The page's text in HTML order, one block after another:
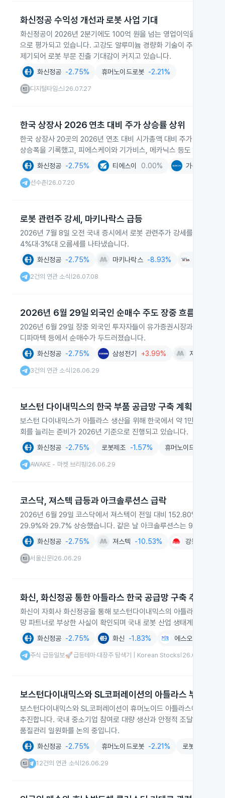
화신정공 수익성 개선과 로봇 사업 기대
화신정공이 2026년 2분기에도 100억 원을 넘는 영업이익을 낼 것으
으로 평가되고 있습니다. 고강도 알루미늄 경량화 기술이 주목받고
제기되어 로봇 부문 진출 기대감이 커지고 있습니다.
화신정공 -2.75% 휴머노이드로봇 -2.21%
디지털타임스 26.07.27
한국 상장사 2026 연초 대비 주가 상승률 상위
한국 상장사 20곳의 2026년 연초 대비 시가총액 대비 주가 상승률
상승폭을 기록했고, 피에스케이와 기가비스, 메카닉스 등도 각각
화신정공 -2.75% 티에스이 0.00% 가온전선
선수촌 26.07.20
로봇 관련주 강세, 마키나락스 급등
2026년 7월 8일 오전 국내 증시에서 로봇 관련주가 강세를 보이며
4%대·3%대 오름세를 나타냈습니다.
화신정공 -2.75% 마키나락스 -8.93%
2건의 연관 소식 26.07.08
2026년 6월 29일 외국인 순매수 주도 장중 흐름
2026년 6월 29일 장중 외국인 투자자들이 유가증권시장과 코스닥
디파마텍 등에서 순매수가 두드러졌습니다.
화신정공 -2.75% 삼성전기 +3.99% 져스텍
3건의 연관 소식 26.06.29
보스턴 다이내믹스의 한국 부품 공급망 구축 계획
보스턴 다이내믹스가 아틀라스 생산을 위해 한국에서 약 1만 개 규모
회를 늘리는 준비가 2026년 기준으로 진행되고 있습니다.
화신정공 -2.75% 로봇제조 -1.57% 휴머노이드로봇
AWAKE - 마켓 브리핑 26.06.29
코스닥, 져스텍 급등과 아크솔루션스 급락
2026년 6월 29일 코스닥에서 져스텍이 전일 대비 152.80% 급등해
29.9%와 29.7% 상승했습니다. 같은 날 아크솔루션스는 98.03% 급
화신정공 -2.75% 져스텍 -10.53% 강동씨앤엘
서울신문 26.06.29
화신, 화신정공 통한 아틀라스 한국 공급망 구축 추진
화신이 자회사 화신정공을 통해 보스턴다이내믹스의 아틀라스 한국
망 파트너로 부상한 사실이 확인되며 국내 로봇 산업 생태계에 직접적
화신정공 -2.75% 화신 -1.83% 에스오에스랩
주식 급등일보🚀급등테마·대장주 탐색기 | Korean Stocks 26.06.29
보스턴다이내믹스와 SL코퍼레이션의 아틀라스 부품 공
보스턴다이내믹스와 SL코퍼레이션이 휴머노이드 아틀라스에 필요한
추진합니다. 국내 중소기업 참여로 대량 생산과 안정적 조달을 목표로
품질관리 일원화를 논의 중입니다.
화신정공 -2.75% 휴머노이드로봇 -2.21% 로봇제조
12건의 연관 소식 26.06.29